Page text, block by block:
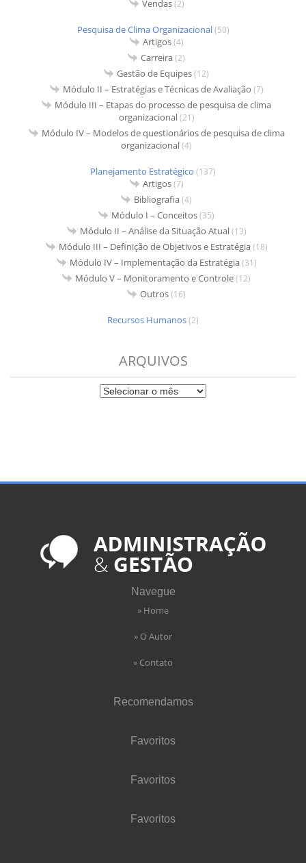
Vendas(2)
Pesquisa de Clima Organizacional(50)
Artigos(4)
Carreira(2)
Gestão de Equipes(12)
Módulo II – Estratégias e Técnicas de Avaliação (7)
Módulo III – Etapas do processo de pesquisa de clima
organizacional(21)
Módulo IV – Modelos de questionários de pesquisa de clima
organizacional(4)
Planejamento Estratégico (137)
Artigos(7)
Bibliografia(4)
Módulo I – Conceitos(35)
Módulo II – Análise da Situação Atual(13)
Módulo III – Definição de Objetivos e Estratégia(18)
Módulo IV – Implementação da Estratégia(31)
Módulo V – Monitoramento e Controle(12)
Outros(16)
Recursos Humanos(2)
ARQUIVOS
Navegue
» Home
» O Autor
» Contato
Recomendamos
Favoritos
Favoritos
Favoritos